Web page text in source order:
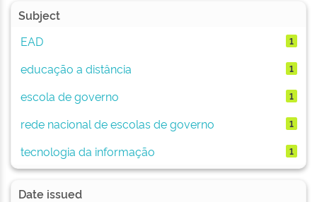
Subject
EAD
1
educação a distância 1
escola de governo 1
rede nacional de escolas de governo 1
tecnologia da informação 1
Date issued